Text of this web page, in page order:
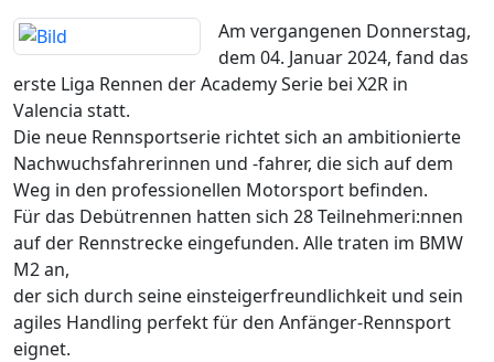
Am vergangenen Donnerstag,
dem 04. Januar 2024, fand das
erste Liga Rennen der Academy Serie bei X2R in
Valencia statt.
Die neue Rennsportserie richtet sich an ambitionierte
Nachwuchsfahrerinnen und -fahrer, die sich auf dem
Weg in den professionellen Motorsport befinden.
Für das Debütrennen hatten sich 28 Teilnehmeri:nnen
auf der Rennstrecke eingefunden. Alle traten im BMW
M2 an,
der sich durch seine einsteigerfreundlichkeit und sein
agiles Handling perfekt für den Anfänger-Rennsport
eignet.